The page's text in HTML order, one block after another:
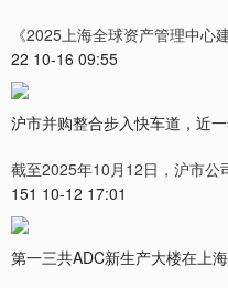
《2025上海全球资产管理中心
22 10-16 09:55
沪市并购整合步入快车道，近
截至2025年10月12日，沪市公
151 10-12 17:01
第一三共ADC新生产大楼在上